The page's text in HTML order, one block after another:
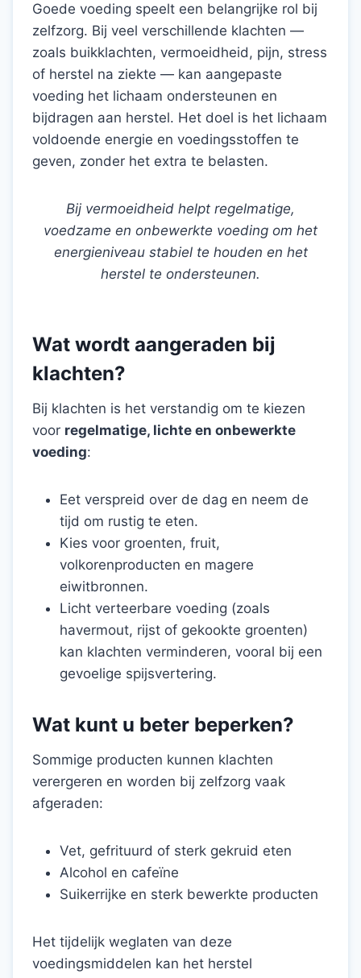
Goede voeding speelt een belangrijke rol bij
zelfzorg. Bij veel verschillende klachten —
zoals buikklachten, vermoeidheid, pijn, stress
of herstel na ziekte — kan aangepaste
voeding het lichaam ondersteunen en
bijdragen aan herstel. Het doel is het lichaam
voldoende energie en voedingsstoffen te
geven, zonder het extra te belasten.
Bij vermoeidheid helpt regelmatige,
voedzame en onbewerkte voeding om het
energieniveau stabiel te houden en het
herstel te ondersteunen.
Wat wordt aangeraden bij
klachten?
Bij klachten is het verstandig om te kiezen
voor regelmatige, lichte en onbewerkte
voeding:
Eet verspreid over de dag en neem de
tijd om rustig te eten.
Kies voor groenten, fruit,
volkorenproducten en magere
eiwitbronnen.
Licht verteerbare voeding (zoals
havermout, rijst of gekookte groenten)
kan klachten verminderen, vooral bij een
gevoelige spijsvertering.
Wat kunt u beter beperken?
Sommige producten kunnen klachten
verergeren en worden bij zelfzorg vaak
afgeraden:
Vet, gefrituurd of sterk gekruid eten
Alcohol en cafeïne
Suikerrijke en sterk bewerkte producten
Het tijdelijk weglaten van deze
voedingsmiddelen kan het herstel